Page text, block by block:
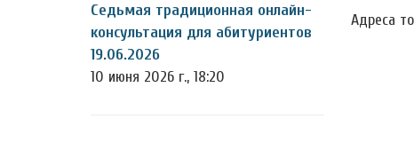
Седьмая традиционная онлайн-
консультация для абитуриентов
19.06.2026
10 июня 2026 г., 18:20
Адреса